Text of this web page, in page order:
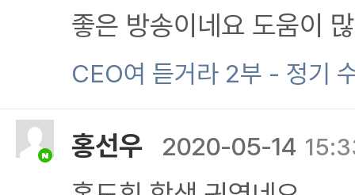
주셔서, , , "
좋은 방송이네요 도움이
CEO여 듣거라 2부 - 정기
홍선우 2020-05-14